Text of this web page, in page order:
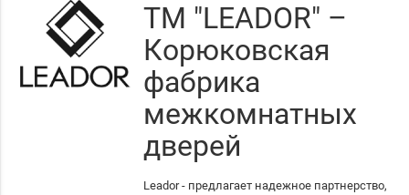
ТМ "LEADOR" –
Корюковская
фабрика
межкомнатных
дверей
Leador - предлагает надежное партнерство,